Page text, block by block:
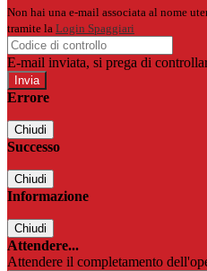
Non hai una e-mail associata al nome
tramite la Login Spaggiari
E-mail inviata, si prega di
Errore
Chiudi
Successo
Chiudi
Informazione
Chiudi
Attendere...
Attendere il completamento